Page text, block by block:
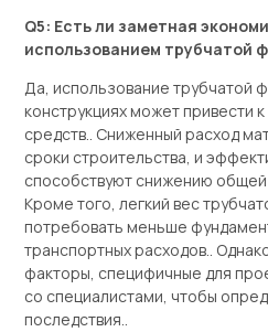
Q5: Есть ли заметная
использованием трубчатой
Да, использование трубчатой
конструкциях может привести
средств.. Сниженный расход
сроки строительства, и
способствуют снижению общей
Кроме того, легкий вес
потребовать меньше
транспортных расходов..
факторы, специфичные для
со специалистами, чтобы
последствия..